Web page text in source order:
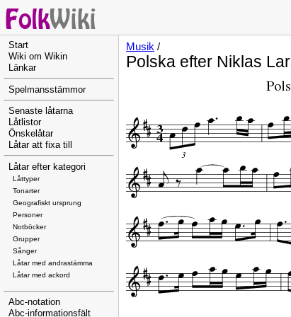
Start
Wiki om Wikin
Länkar
Spelmansstämmor
Senaste låtarna
Låtlistor
Önskelåtar
Låtar att fixa till
Låtar efter kategori
Låttyper
Tonarter
Geografiskt ursprung
Personer
Notböcker
Grupper
Sånger
Låtar med andrastämma
Låtar med ackord
Abc-notation
Abc-informationsfält
Musik /
Polska efter Niklas